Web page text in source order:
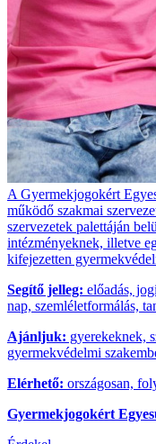
A Gyermekjogokért
működő szakmai
szervezetek palettáján
intézményeknek, illetve
kifejezetten
Segítő jelleg: előadás,
nap, szemléletformálás,
Ajánljuk: gyerekeknek,
gyermekvédelmi
Elérhető: országosan,
Gyermekjogokért